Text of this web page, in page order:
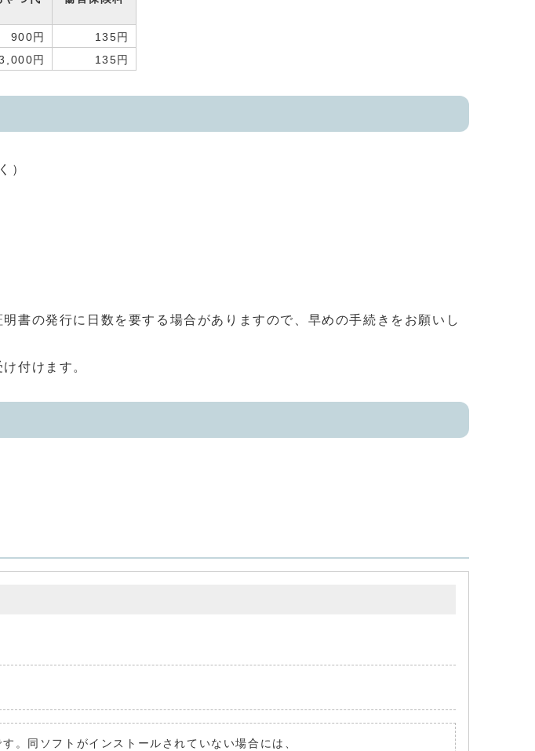
900円
135円
円 135円
）
書の発行に日数を要する場合がありますので、早めの手続きをお願いし
付けます。
同ソフトがインストールされていない場合には、